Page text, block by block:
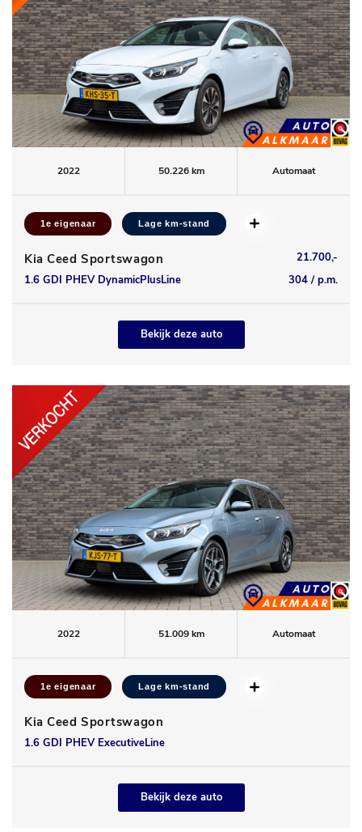
2022 50.226 km Automaat
1e eigenaar Lage km-stand
Kia Ceed Sportswagon
21.700,-
1.6 GDI PHEV DynamicPlusLine
304 / p.m.
Bekijk deze auto
2022 51.009 km Automaat
1e eigenaar Lage km-stand
Kia Ceed Sportswagon
1.6 GDI PHEV ExecutiveLine
Bekijk deze auto